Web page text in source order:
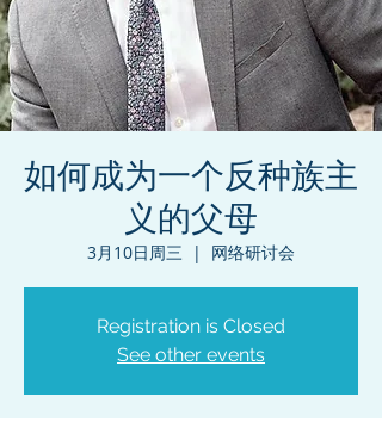
如何成为一个反种族主
义的父母
3月10日周三
  |
网络研讨会
Registration is Closed
See other events